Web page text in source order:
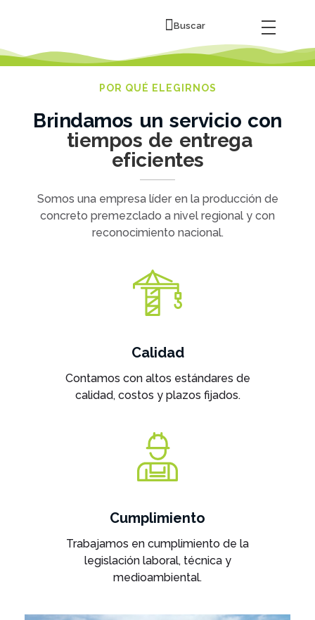
Buscar
POR QUÉ ELEGIRNOS
Brindamos un servicio con
tiempos de entrega
eficientes
Somos una empresa líder en la producción de
concreto premezclado a nivel regional y con
reconocimiento nacional.
Calidad
Contamos con altos estándares de
calidad, costos y plazos fijados.
Cumplimiento
Trabajamos en cumplimiento de la
legislación laboral, técnica y
medioambiental.